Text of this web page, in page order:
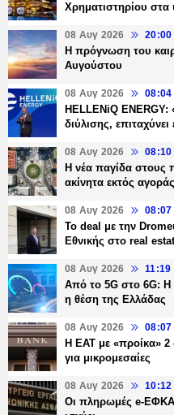
Χρηματιστηρίου
08 Αυγ 2026 20:00
Η πρόγνωση του
Αυγούστου
08 Αυγ 2026 08:04
HELLENiQ
διύλισης,
08 Αυγ 2026 08:10
Η νέα παγίδα στους
ακίνητα εκτός αγοράς
08 Αυγ 2026 08:07
Το deal με την
Εθνικής στο real
08 Αυγ 2026 11:19
Από το 5G στο 6G: Η
η θέση της Ελλάδας
08 Αυγ 2026 08:07
Η ΕΑΤ με «προίκα» 2
για μικρομεσαίες
08 Αυγ 2026 10:12
Οι πληρωμές e-